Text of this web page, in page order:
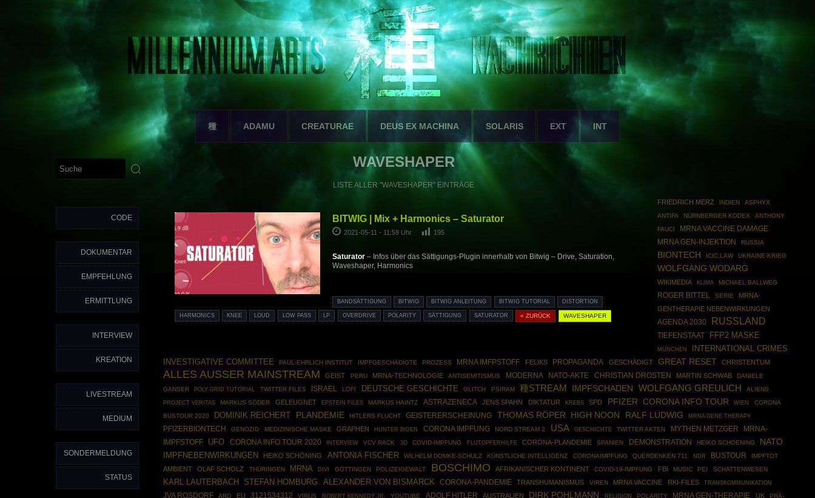
種 ADAMU CREATURAE DEUS EX MACHINA SOLARIS EXT INT
CODE
DOKUMENTAR
EMPFEHLUNG
ERMITTLUNG
INTERVIEW
KREATION
LIVESTREAM
MEDIUM
SONDERMELDUNG
STATUS
WAVESHAPER
LISTE ALLER "WAVESHAPER" EINTRÄGE
BITWIG | Mix + Harmonics – Saturator
2021-05-11 - 11:59 Uhr 195
Saturator– Infos über das Sättigungs-Plugin innerhalb von Bitwig – Drive, Saturation,
Waveshaper, Harmonics
BANDSÄTTIGUNG BITWIG BITWIG ANLEITUNG BITWIG TUTORIAL DISTORTION
HARMONICS KNEE LOUD LOW PASS LP OVERDRIVE POLARITY SÄTTIGUNG SATURATOR « ZURÜCK WAVESHAPER
FRIEDRICH MERZ INDIEN
ASPHYX
ANTIFA
NÜRNBERGER KODEX
ANTHONY
FAUCI
MRNA VACCINE DAMAGE
MRNA GEN-INJEKTION RUSSIA
BIONTECH ICIC.LAW UKRAINE-KRIEG
WOLFGANG WODARG
WIKIMEDIA KLIMA MICHAEL BALLWEG
ROGER BITTEL SERIE
MRNA-
GENTHERAPIE NEBENWIRKUNGEN
AGENDA 2030 RUSSLAND
TIEFENSTAAT FFP2 MASKE
MÜNCHEN
INTERNATIONAL CRIMES
INVESTIGATIVE COMMITTEE
PAUL-EHRLICH INSTITUT IMPFGESCHÄDIGTE PROZESS MRNA IMFPSTOFF FELIKS PROPAGANDA GESCHÄDIGT GREAT RESET CHRISTENTUM
ALLES AUSSER MAINSTREAM GEIST PERU MRNA-TECHNOLOGIE ANTISEMITISMUS MODERNA NATO-AKTE CHRISTIAN DROSTEN MARTIN SCHWAB
DANIELE
GANSER
POLY GRID TUTORIAL TWITTER FILES ISRAEL LOFI DEUTSCHE GESCHICHTE GLITCH PSIRAM 種STREAM IMPFSCHADEN WOLFGANG GREULICH ALIENS
PROJECT VERITAS MARKUS SÖDER GELEUGNET EPSTEIN FILES MARKUS HAINTZ ASTRAZENECA JENS SPAHN DIKTATUR KREBS SPD PFIZER CORONA INFO TOUR WIEN
CORONA
BUSTOUR 2020
DOMINIK REICHERT PLANDEMIE HITLERS FLUCHT GEISTERERSCHEINUNG THOMAS RÖPER HIGH NOON RALF LUDWIG MRNA GENE THERAPY
PFIZERBIONTECH GENOZID MEDIZINISCHE MASKE GRAPHEN HUNTER BIDEN CORONA IMPFUNG NORD STREAM 2 USA GESCHICHTE TWITTER AKTEN MYTHEN METZGER
MRNA-
IMPFSTOFF
UFO CORONA INFO TOUR 2020 INTERVIEW VCV RACK 3G COVID-IMPFUNG FLUTOPFERHILFE CORONA-PLANDEMIE SPANIEN DEMONSTRATION HEIKO SCHOENING NATO
IMPFNEBENWIRKUNGEN HEIKO SCHÖNING ANTONIA FISCHER WILHELM DOMKE-SCHULZ KÜNSTLICHE INTELLIGENZ CORONAIMPFUNG QUERDENKEN 711 NDR BUSTOUR IMPFTOT
AMBIENT OLAF SCHOLZ THÜRINGEN MRNA DIVI GÖTTINGEN POLIZEIGEWALT BOSCHIMO AFRIKANISCHER KONTINENT COVID-19-IMPFUNG FBI MUSIC PEI SCHATTENWESEN
KARL LAUTERBACH STEFAN HOMBURG ALEXANDER VON BISMARCK CORONA-PANDEMIE TRANSHUMANISMUS VIREN MRNA VACCINE RKI-FILES TRANSKOMMUNIKATION
JVA ROSDORF ARD EU 3121534312 VIRUS ROBERT KENNEDY JR. YOUTUBE ADOLF HITLER AUSTRALIEN DIRK POHLMANN RELIGION POLARITY MRNA GEN-THERAPIE UK
PRÄ-